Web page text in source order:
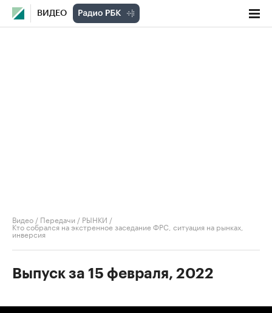
ВИДЕО
Видео / Передачи / РЫНКИ /
Кто собрался на экстренное заседание ФРС, ситуация на рынках,
инверсия
Выпуск за 15 февраля, 2022